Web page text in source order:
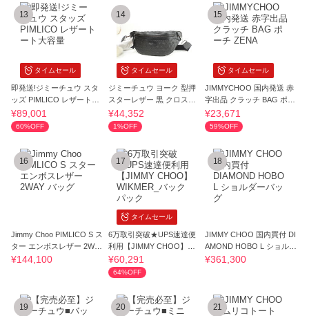
タイムセール
13
即発送!ジミーチュウ スタ
ッズ PIMLICO レザートー
ト大容量
¥89,001
60%OFF
タイムセール
14
ジミーチュウ ヨーク 型押
スターレザー 黒 クロスボ
ディバッグ
¥44,352
1%OFF
タイムセール
15
JIMMYCHOO 国内発送 赤
字出品 クラッチ BAG ポー
チ ZENA
¥23,671
59%OFF
16
Jimmy Choo PIMLICO S ス
ター エンボスレザー 2WAY
バッグ
¥144,100
タイムセール
17
6万取引突破★UPS速達便
利用【JIMMY CHOO】WI
KMER_バックパック
¥60,291
64%OFF
18
JIMMY CHOO 国内買付 DI
AMOND HOBO L ショルダ
ーバッグ
¥361,300
19 20 21